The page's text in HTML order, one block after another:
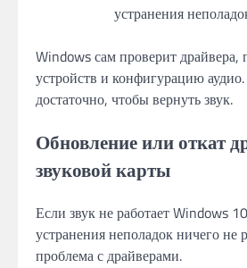
устранения
Windows сам проверит драйвера,
устройств и конфигурацию аудио.
достаточно, чтобы вернуть звук.
Обновление или откат
звуковой карты
Если звук не работает Windows
устранения неполадок ничего
проблема с драйверами.